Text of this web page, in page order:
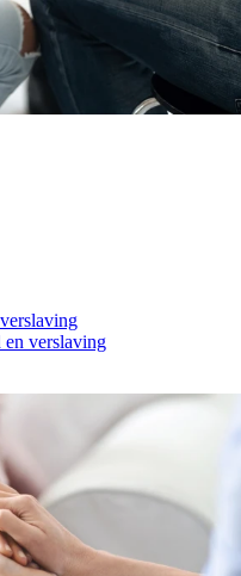
en verslaving